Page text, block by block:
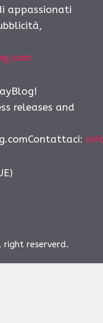
appassionati
releases and
right reserverd.